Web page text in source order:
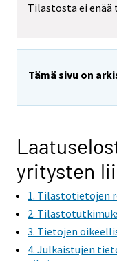
Tilastosta ei
Tämä sivu on
yritysten
1. Tilastotietojen
2.
3. Tietojen
4. Julkaistujen